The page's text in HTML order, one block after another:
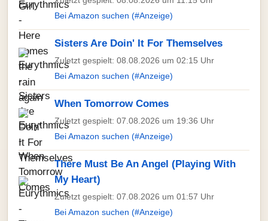
Bei Amazon suchen (#Anzeige)
Sisters Are Doin' It For Themselves
Zuletzt gespielt: 08.08.2026 um 02:15 Uhr
Bei Amazon suchen (#Anzeige)
When Tomorrow Comes
Zuletzt gespielt: 07.08.2026 um 19:36 Uhr
Bei Amazon suchen (#Anzeige)
There Must Be An Angel (Playing With
My Heart)
Zuletzt gespielt: 07.08.2026 um 01:57 Uhr
Bei Amazon suchen (#Anzeige)